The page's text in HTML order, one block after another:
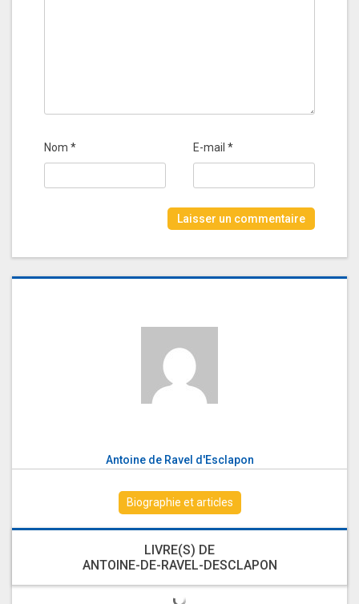
Nom * E-mail *
Antoine de Ravel d'Esclapon
Biographie et articles
LIVRE(S) DE
ANTOINE-DE-RAVEL-DESCLAPON